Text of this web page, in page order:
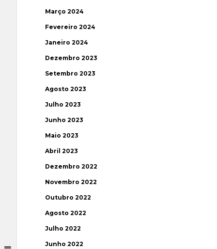
Março 2024
Fevereiro 2024
Janeiro 2024
Dezembro 2023
Setembro 2023
Agosto 2023
Julho 2023
Junho 2023
Maio 2023
Abril 2023
Dezembro 2022
Novembro 2022
Outubro 2022
Agosto 2022
Julho 2022
Junho 2022